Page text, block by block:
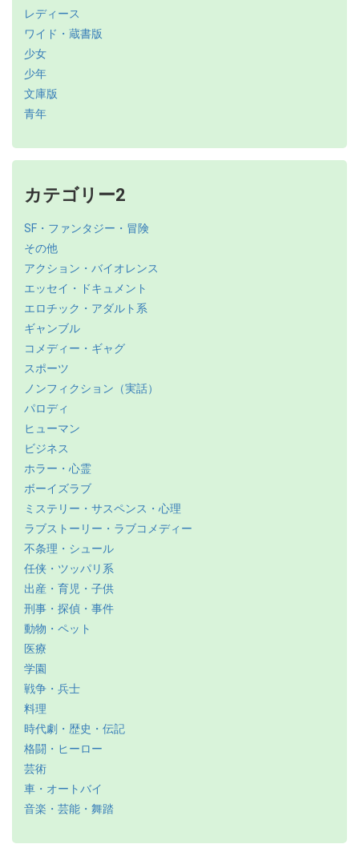
レディース
ワイド・蔵書版
少女
少年
文庫版
青年
カテゴリー2
SF・ファンタジー・冒険
その他
アクション・バイオレンス
エッセイ・ドキュメント
エロチック・アダルト系
ギャンブル
コメディー・ギャグ
スポーツ
ノンフィクション（実話）
パロディ
ヒューマン
ビジネス
ホラー・心霊
ボーイズラブ
ミステリー・サスペンス・心理
ラブストーリー・ラブコメディー
不条理・シュール
任侠・ツッパリ系
出産・育児・子供
刑事・探偵・事件
動物・ペット
医療
学園
戦争・兵士
料理
時代劇・歴史・伝記
格闘・ヒーロー
芸術
車・オートバイ
音楽・芸能・舞踏